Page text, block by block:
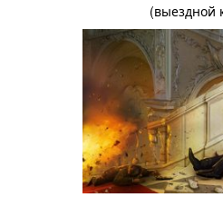
(выездной